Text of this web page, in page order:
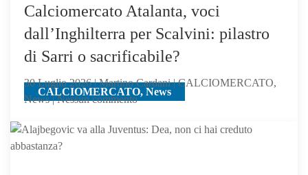
su
Samardzic,
offre
Ricci
CALCIOMERCATO, News
Calciomercato Atalanta, voci
dall’Inghilterra per Scalvini: pilastro
di Sarri o sacrificabile?
30 Luglio 2026 | Martino Cardani | CALCIOMERCATO,
News | Nessun commentosu
Atalanta,